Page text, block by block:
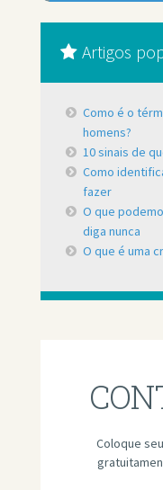
Artigos
Como é o
homens?
10 sinais de
Como
fazer
O que
diga nunca
O que é uma
Coloque